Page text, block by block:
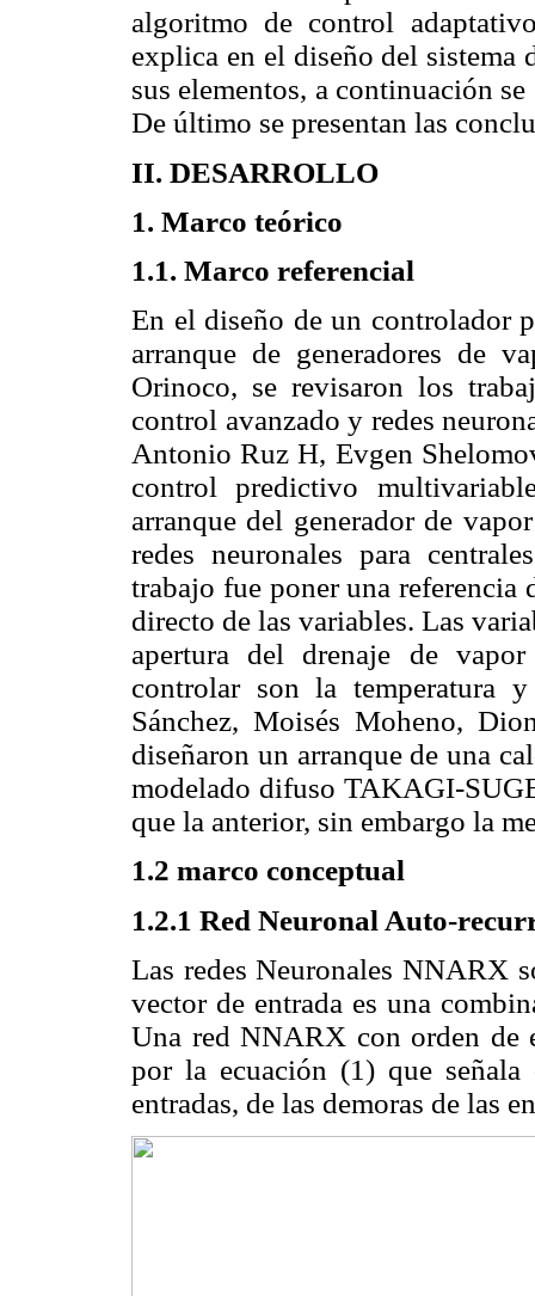
algoritmo de control
explica en el diseño del sistema
sus elementos, a continuación
De último se presentan las
II. DESARROLLO
1. Marco teórico
1.1. Marco referencial
En el diseño de un controlador
arranque de generadores de
Orinoco, se revisaron los
control avanzado y redes
Antonio Ruz H, Evgen
control predictivo
arranque del generador de
redes neuronales para
trabajo fue poner una referencia
directo de las variables. Las
apertura del drenaje de
controlar son la temperatura
Sánchez, Moisés Moheno,
diseñaron un arranque de una
modelado difuso TAKAGI-
que la anterior, sin embargo la
1.2 marco conceptual
1.2.1 Red Neuronal Auto-
Las redes Neuronales NNARX
vector de entrada es una
Una red NNARX con orden de
por la ecuación (1) que
entradas, de las demoras de las